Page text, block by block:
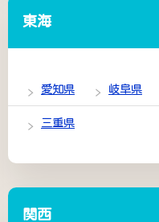
東海
愛知県 岐阜県
三重県
関西